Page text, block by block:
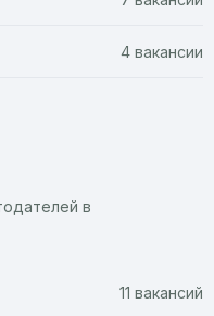
4 вакансии
в
11 вакансий